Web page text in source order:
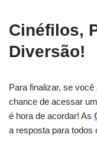
Cinéfilos,
Diversão!
Para finalizar, se
chance de acessar
é hora de acordar! As
a resposta para todos